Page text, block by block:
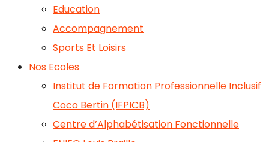
Education
Accompagnement
Sports Et Loisirs
Nos Ecoles
Institut de Formation Professionnelle Inclusif
Coco Bertin (IFPICB)
Centre d’Alphabétisation Fonctionnelle